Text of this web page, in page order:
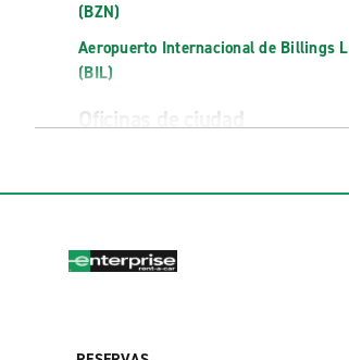
(BZN)
Aeropuerto Internacional de Billings
(BIL)
Oficinas de ciudad